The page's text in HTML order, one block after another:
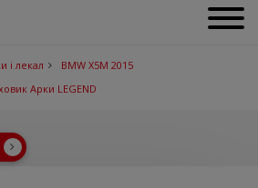
і лекал
BMW X5M 2015
Арки LEGEND